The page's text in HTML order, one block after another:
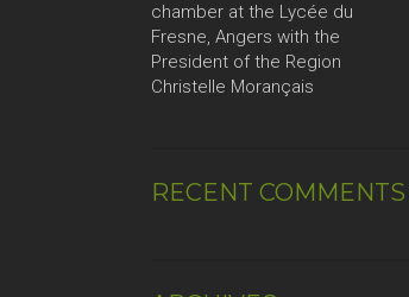
chamber at the Lycée du
Fresne, Angers with the
President of the Region
Christelle Morançais
RECENT COMMENTS